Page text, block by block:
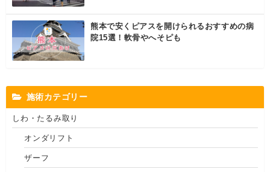
熊本で安くピアスを開けられるおすすめの病
院15選！軟骨やへそピも
施術カテゴリー
しわ・たるみ取り
オンダリフト
ザーフ